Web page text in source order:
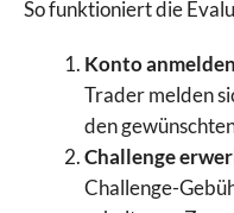
So funktioniert die
Konto
Trader melden
den
Challenge
Challenge-